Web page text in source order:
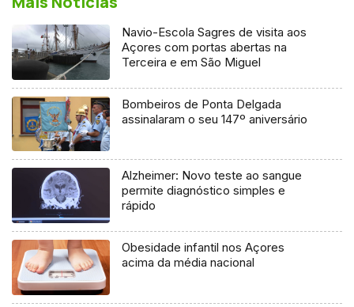
Navio-Escola Sagres de visita aos
Açores com portas abertas na
Terceira e em São Miguel
Bombeiros de Ponta Delgada
assinalaram o seu 147º aniversário
Alzheimer: Novo teste ao sangue
permite diagnóstico simples e
rápido
Obesidade infantil nos Açores
acima da média nacional